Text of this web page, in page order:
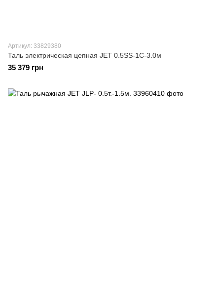
Артикул: 33829380
Таль электрическая цепная JET 0.5SS-1C-3.0м
35 379 грн